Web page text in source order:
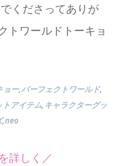
くださってありが
トワールドトーキョ
ー,パーフェクトワールド,
アイテム,キャラクターグッ
,neo
詳しく／